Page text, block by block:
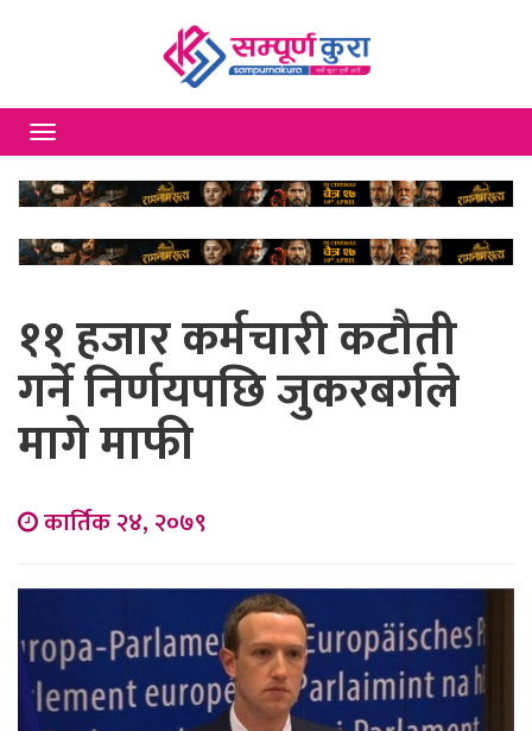
Toggle
navigation
११ हजार कर्मचारी कटौती
गर्ने निर्णयपछि जुकरबर्गले
मागे माफी
कार्तिक २४, २०७९